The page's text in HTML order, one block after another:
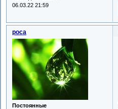
06.03.22 21:59
роса
Постоянные